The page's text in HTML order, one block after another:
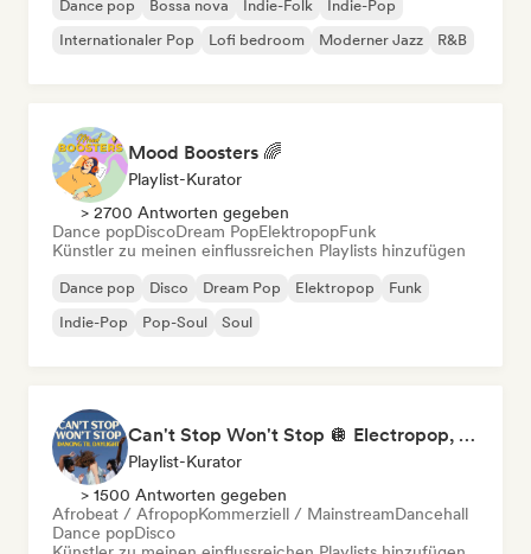
Dance pop Bossa nova Indie-Folk
Indie-Pop
Internationaler Pop
Lofi bedroom Moderner Jazz R&B
Mood Boosters 🌈
Playlist-Kurator
> 2700 Antworten gegeben
Dance popDiscoDream PopElektropopFunk
Künstler zu meinen einflussreichen Playlists hinzufügen
Dance pop Disco Dream Pop Elektropop
Funk
Indie-Pop
Pop-Soul Soul
Can't Stop Won't Stop 🪩 Electropop, Dance-Pop & Nu Disco
Playlist-Kurator
> 1500 Antworten gegeben
Afrobeat / AfropopKommerziell / MainstreamDancehall
Dance popDisco